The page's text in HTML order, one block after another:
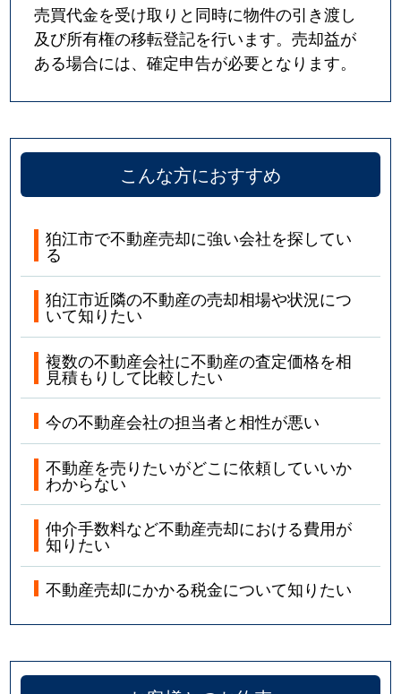
売買代金を受け取りと同時に物件の引き渡し
及び所有権の移転登記を行います。売却益が
ある場合には、確定申告が必要となります。
こんな方におすすめ
狛江市で不動産売却に強い会社を探してい
る
狛江市近隣の不動産の売却相場や状況につ
いて知りたい
複数の不動産会社に不動産の査定価格を相
見積もりして比較したい
今の不動産会社の担当者と相性が悪い
不動産を売りたいがどこに依頼していいか
わからない
仲介手数料など不動産売却における費用が
知りたい
不動産売却にかかる税金について知りたい